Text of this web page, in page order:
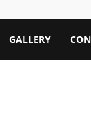
GALLERY